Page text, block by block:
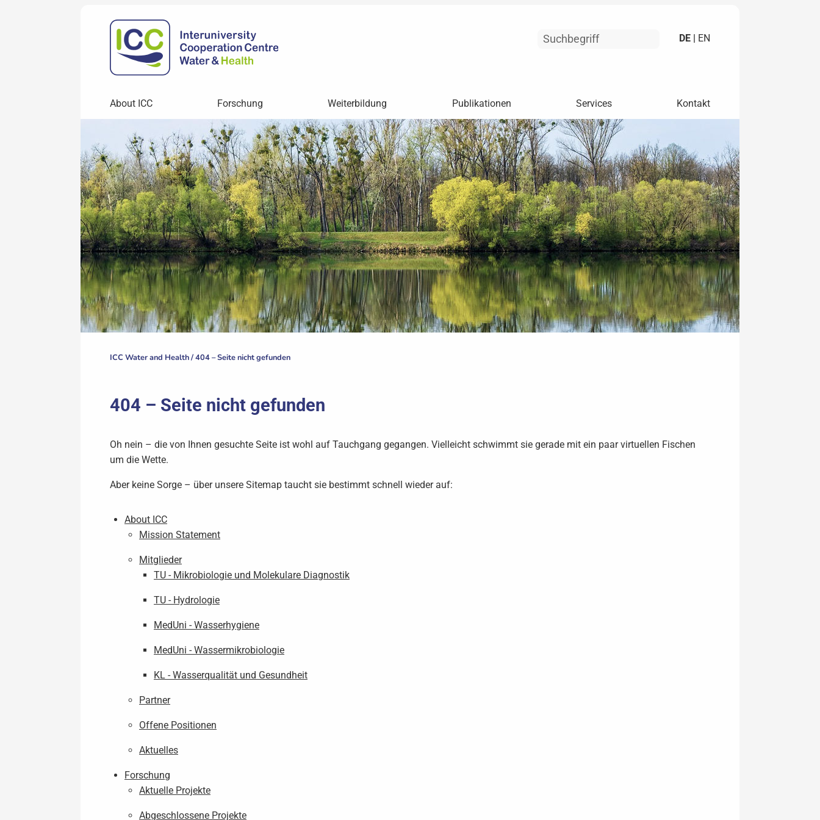
DE | EN
About ICC Forschung Weiterbildung Publikationen Services Kontakt
ICC Water and Health /404 – Seite nicht gefunden
404 – Seite nicht gefunden
Oh nein – die von Ihnen gesuchte Seite ist wohl auf Tauchgang gegangen. Vielleicht schwimmt sie gerade mit ein paar virtuellen Fischen
um die Wette.
Aber keine Sorge – über unsere Sitemap taucht sie bestimmt schnell wieder auf:
About ICC
Mission Statement
Mitglieder
TU - Mikrobiologie und Molekulare Diagnostik
TU - Hydrologie
MedUni - Wasserhygiene
MedUni - Wassermikrobiologie
KL - Wasserqualität und Gesundheit
Partner
Offene Positionen
Aktuelles
Forschung
Aktuelle Projekte
Abgeschlossene Projekte